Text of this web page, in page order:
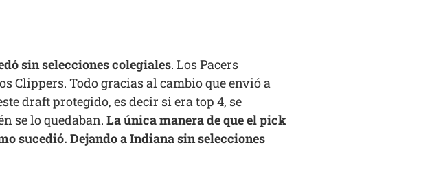
sin selecciones colegiales. Los Pacers
Clippers. Todo gracias al cambio que envió a
draft protegido, es decir si era top 4, se
se lo quedaban. La única manera de que el pick
sucedió. Dejando a Indiana sin selecciones